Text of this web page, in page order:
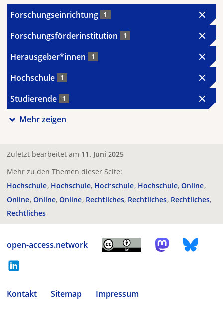
Forschungseinrichtung 1
Forschungsförderinstitution 1
Herausgeber*innen 1
Hochschule 1
Studierende 1
Mehr zeigen
Zuletzt bearbeitet am 11. Juni 2025
Mehr zu den Themen dieser Seite:
Hochschule Hochschule Hochschule Hochschule Online
Online Online Online Rechtliches Rechtliches Rechtliches
Rechtliches
open-access.network
Kontakt Sitemap
Impressum